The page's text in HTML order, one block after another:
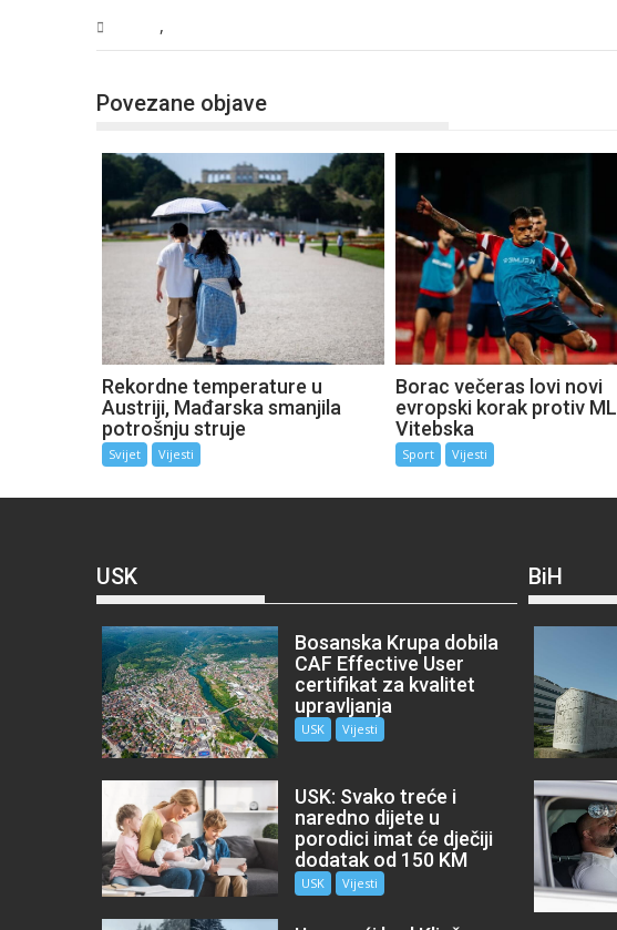
,
Povezane objave
Rekordne temperature u
Austriji, Mađarska smanjila
potrošnju struje
Svijet Vijesti
Borac večeras lovi novi
evropski korak protiv ML
Vitebska
Sport Vijesti
USK
Bosanska Krupa dobila
CAF Effective User
certifikat za kvalitet
upravljanja
USK Vijesti
USK: Svako treće i
naredno dijete u
porodici imat će dječiji
dodatak od 150 KM
USK Vijesti
BiH